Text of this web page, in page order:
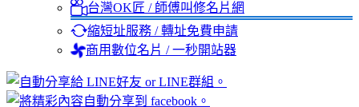
台灣OK匠 / 師傅叫修名片網
縮短址服務 / 轉址免費申請
商用數位名片 / 一秒開站器